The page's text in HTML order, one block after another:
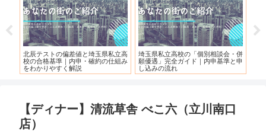
北辰テストの偏差値と埼玉県私立高
校の合格基準｜内申・確約の仕組み
をわかりやすく解説
埼玉県私立高校の「個別相談会・併
願優遇」完全ガイド｜内申基準と申
し込みの流れ
【スシロ
れている！
【ディナー】清流草舎 べこ六（立川南口
店）